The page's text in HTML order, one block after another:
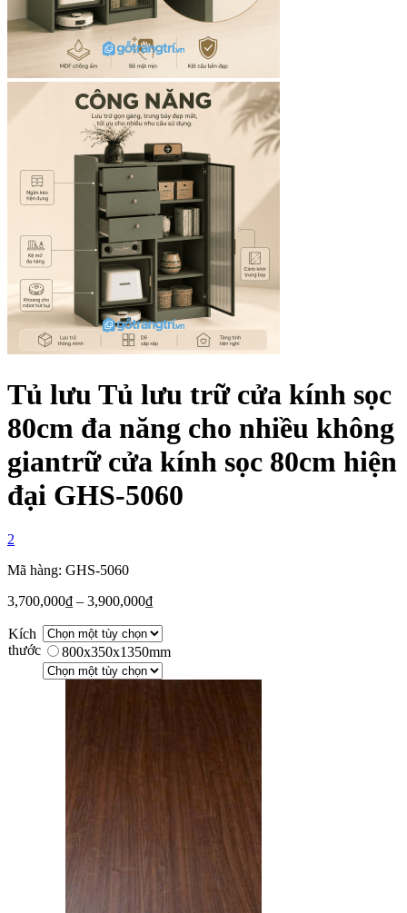
Tủ lưu Tủ lưu trữ cửa kính sọc
80cm đa năng cho nhiều không
giantrữ cửa kính sọc 80cm hiện
đại GHS-5060
2
Mã hàng: GHS-5060
3,700,000₫ – 3,900,000₫
Kích
thước
800x350x1350mm